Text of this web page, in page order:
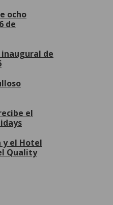
ocho
de
inaugural de
el
y el Hotel
Quality